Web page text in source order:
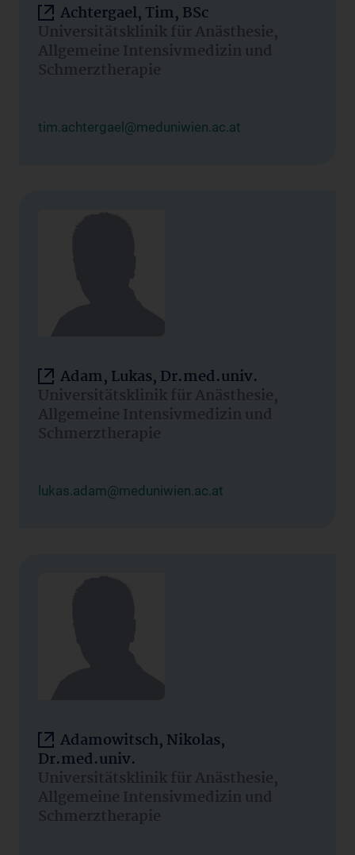
Achtergael, Tim, BSc
Universitätsklinik für Anästhesie,
Allgemeine Intensivmedizin und
Schmerztherapie
tim.achtergael@meduniwien.ac.at
Adam, Lukas, Dr.med.univ.
Universitätsklinik für Anästhesie,
Allgemeine Intensivmedizin und
Schmerztherapie
lukas.adam@meduniwien.ac.at
Adamowitsch, Nikolas,
Dr.med.univ.
Universitätsklinik für Anästhesie,
Allgemeine Intensivmedizin und
Schmerztherapie